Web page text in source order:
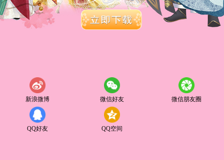
新浪微博 微信好友 微信朋友圈
QQ好友 QQ空间